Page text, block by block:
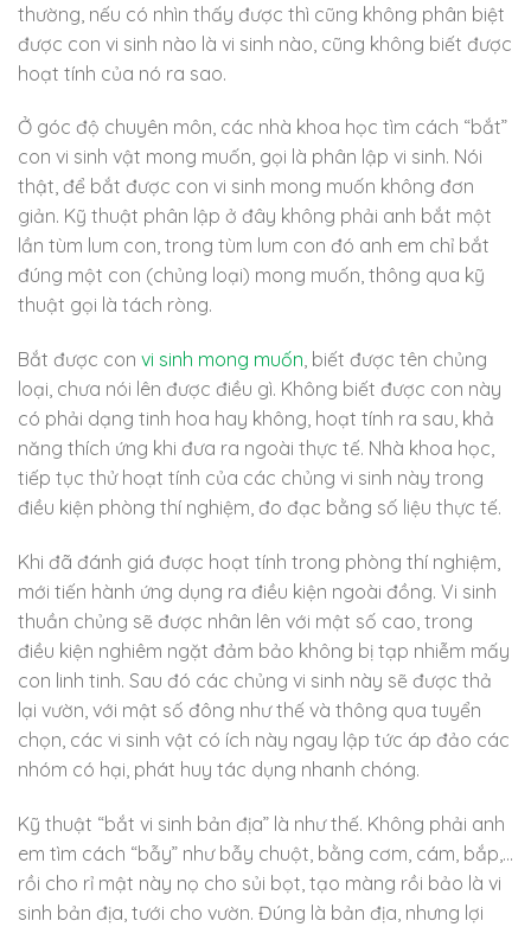
thường, nếu có nhìn thấy được thì cũng không phân biệt
được con vi sinh nào là vi sinh nào, cũng không biết được
hoạt tính của nó ra sao.
Ở góc độ chuyên môn, các nhà khoa học tìm cách “bắt”
con vi sinh vật mong muốn, gọi là phân lập vi sinh. Nói
thật, để bắt được con vi sinh mong muốn không đơn
giản. Kỹ thuật phân lập ở đây không phải anh bắt một
lần tùm lum con, trong tùm lum con đó anh em chỉ bắt
đúng một con (chủng loại) mong muốn, thông qua kỹ
thuật gọi là tách ròng.
Bắt được con vi sinh mong muốn, biết được tên chủng
loại, chưa nói lên được điều gì. Không biết được con này
có phải dạng tinh hoa hay không, hoạt tính ra sau, khả
năng thích ứng khi đưa ra ngoài thực tế. Nhà khoa học,
tiếp tục thử hoạt tính của các chủng vi sinh này trong
điều kiện phòng thí nghiệm, đo đạc bằng số liệu thực tế.
Khi đã đánh giá được hoạt tính trong phòng thí nghiệm,
mới tiến hành ứng dụng ra điều kiện ngoài đồng. Vi sinh
thuần chủng sẽ được nhân lên với mật số cao, trong
điều kiện nghiêm ngặt đảm bảo không bị tạp nhiễm mấy
con linh tinh. Sau đó các chủng vi sinh này sẽ được thả
lại vườn, với mật số đông như thế và thông qua tuyển
chọn, các vi sinh vật có ích này ngay lập tức áp đảo các
nhóm có hại, phát huy tác dụng nhanh chóng.
Kỹ thuật “bắt vi sinh bản địa” là như thế. Không phải anh
em tìm cách “bẫy” như bẫy chuột, bằng cơm, cám, bắp,…
rồi cho rỉ mật này nọ cho sủi bọt, tạo màng rồi bảo là vi
sinh bản địa, tưới cho vườn. Đúng là bản địa, nhưng lợi